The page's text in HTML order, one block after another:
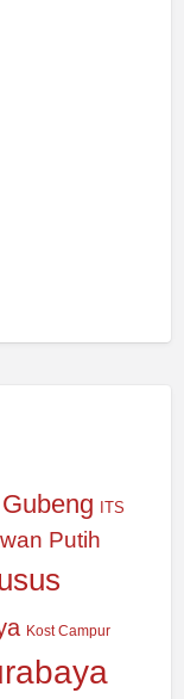
Gubeng ITS
Putih
Kost Campur